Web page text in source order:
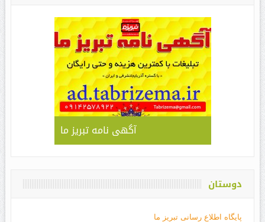
آگهی نامه تبریز ما
دوستان
پایگاه اطلاع رسانی تبریز ما